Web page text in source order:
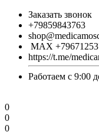
Заказать звонок
+79859843763
MAX
https://t.me/
Работаем с 9:00
0
0
0